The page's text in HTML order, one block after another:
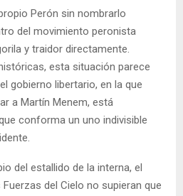
Perón sin nombrarlo
del movimiento peronista
y traidor directamente.
esta situación parece
gobierno libertario, en la que
a Martín Menem, está
conforma un uno indivisible
del estallido de la interna, el
del Cielo no supieran que